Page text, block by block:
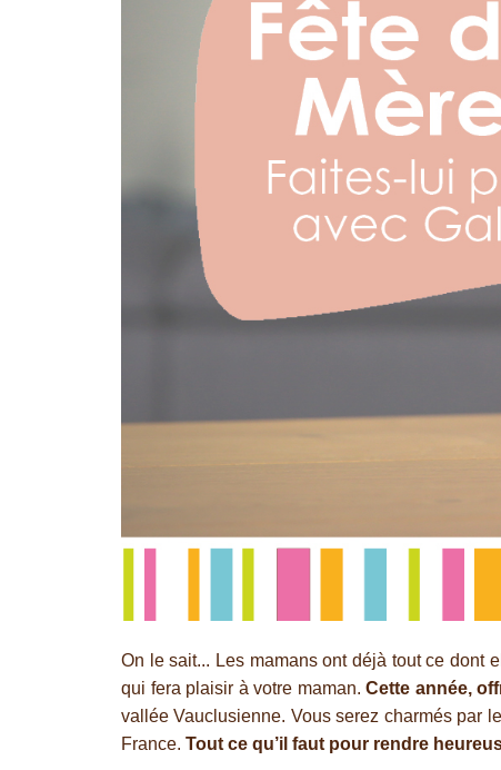
On le sait... Les mamans ont déjà tout ce dont
qui fera plaisir à votre maman.Cette année,
vallée Vauclusienne. Vous serez charmés par
France. Tout ce qu’il faut pour rendre